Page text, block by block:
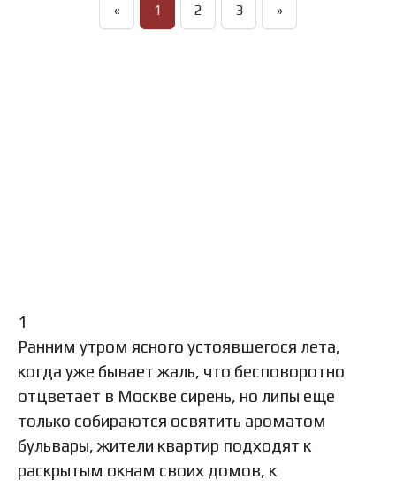
« 1 2 3 »
1
Ранним утром ясного устоявшегося лета,
когда уже бывает жаль, что бесповоротно
отцветает в Москве сирень, но липы еще
только собираются освятить ароматом
бульвары, жители квартир подходят к
раскрытым окнам своих домов, к